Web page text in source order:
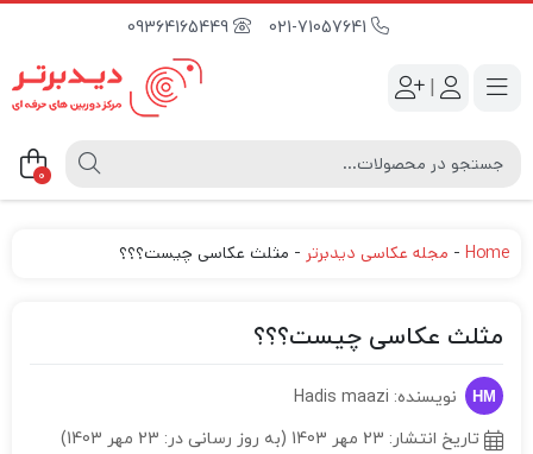
09364165449
|
0
Home
- مجله عکاسی دیدبرتر - مثلث عکاسی چیست؟؟؟
مثلث عکاسی چیست؟؟؟
نویسنده: Hadis maazi
تاریخ انتشار: 23 مهر 1403 (به روز رسانی در: 23 مهر 1403)